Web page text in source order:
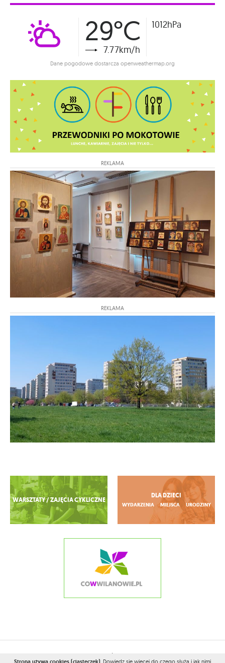
29°C
7.77km/h
1012hPa
Dane pogodowe dostarcza openweathermap.org
REKLAMA
REKLAMA
Zobacz więcej
WARSZTATY / ZAJĘCIA CYKLICZNE
DLA DZIECI
WYDARZENIA MIEJSCA URODZINY
2026© WSZELKIE PRAWA ZASTRZEŻONE PRZEZ
Strona używa cookies (ciasteczek) Dowiedz się więcej do czego służą i jak nimi